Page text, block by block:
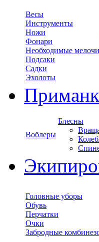
Весы
Инструменты
Ножи
Фонари
Необходимые мелочи
Подсаки
Садки
Эхолоты
Воблеры
Блесны
Головные уборы
Обувь
Перчатки
Очки
Забродные